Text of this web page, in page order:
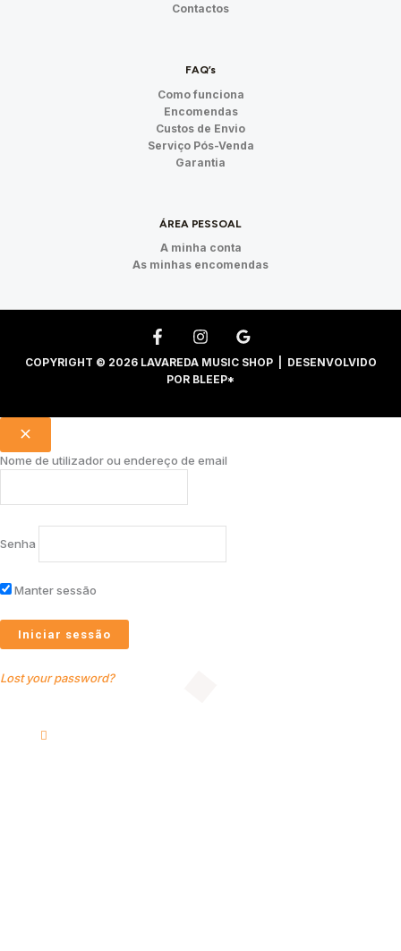
Contactos
FAQ’s
Como funciona
Encomendas
Custos de Envio
Serviço Pós-Venda
Garantia
ÁREA PESSOAL
A minha conta
As minhas encomendas
COPYRIGHT © 2026 LAVAREDA MUSIC SHOP | DESENVOLVIDO
POR BLEEP*
Nome de utilizador ou endereço de email
Senha
Manter sessão
Lost your password?